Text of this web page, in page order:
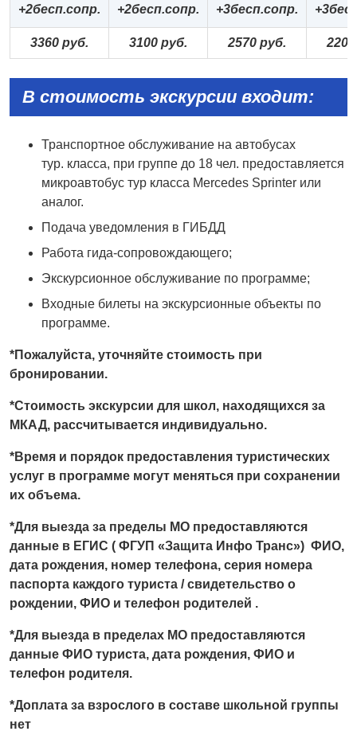
+2бесп.сопр. +2бесп.сопр. +3бесп.сопр.
3360 руб. 3100 руб. 2570 руб. 220
В стоимость экскурсии входит:
Транспортное обслуживание на автобусах
тур. класса, при группе до 18 чел. предоставляется
микроавтобус тур класса Mercedes Sprinter или
аналог.
Подача уведомления в ГИБДД
Работа гида-сопровождающего;
Экскурсионное обслуживание по программе;
Входные билеты на экскурсионные объекты по
программе.
*Пожалуйста, уточняйте стоимость при
бронировании.
*Стоимость экскурсии для школ, находящихся за
МКАД, рассчитывается индивидуально.
*Время и порядок предоставления туристических
услуг в программе могут меняться при сохранении
их объема.
*Для выезда за пределы МО предоставляются
данные в ЕГИС ( ФГУП «Защита Инфо Транс») ФИО,
дата рождения, номер телефона, серия номера
паспорта каждого туриста / свидетельство о
рождении, ФИО и телефон родителей .
*Для выезда в пределах МО предоставляются
данные ФИО туриста, дата рождения, ФИО и
телефон родителя.
*Доплата за взрослого в составе школьной группы
нет